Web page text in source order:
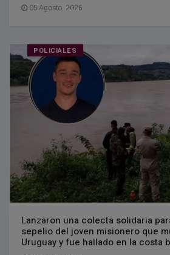
05 Agosto, 2026
POLICIALES
Lanzaron una colecta solidaria
sepelio del joven misionero que
Uruguay y fue hallado en la costa